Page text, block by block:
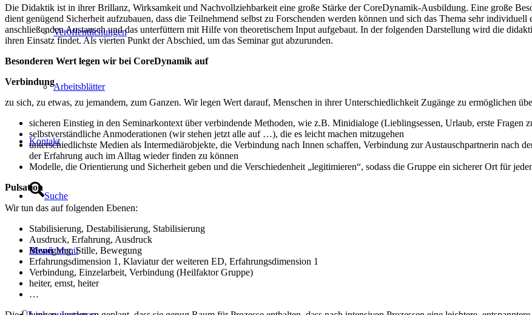
Veröffentlichungen
Arbeitsblätter
Kontakt
Suche
Menü Menü
Die Didaktik ist in ihrer Brillanz, Wirksamkeit und Nachvollziehbarkeit eine große Stärke der CoreDynamik-Ausbildung. Eine große
dient genügend Sicherheit aufzubauen, dass die Teilnehmend selbst zu Forschenden werden können und sich das Thema sehr
anschließenden Austausch und das unterfüttern mit Hilfe von theoretischem Input aufgebaut. In der folgenden Darstellung wird die
ihren Einsatz findet. Als vierten Punkt der Abschied, um das Seminar gut abzurunden.
Besonderen Wert legen wir bei CoreDynamik auf
Verbindung
zu sich, zu etwas, zu jemandem, zum Ganzen. Wir legen Wert darauf, Menschen in ihrer Unterschiedlichkeit Zugänge zu ermöglichen
sicheren Einstieg in den Seminarkontext über verbindende Methoden, wie z.B. Minidialoge (Lieblingsessen, Urlaub, erste Fragen
selbstverständliche Anmoderationen (wir stehen jetzt alle auf …), die es leicht machen mitzugehen
unterschiedlichste Medien als Intermediärobjekte, die Verbindung nach Innen schaffen, Verbindung zur Austauschpartnerin nach
der Erfahrung auch im Alltag wieder finden zu können
Modelle, die Orientierung und Sicherheit geben und die Verschiedenheit „legitimieren“, sodass die Gruppe ein sicherer Ort für
Pulsation
Wir tun das auf folgenden Ebenen:
Stabilisierung, Destabilisierung, Stabilisierung
Ausdruck, Erfahrung, Ausdruck
Bewegung, Stille, Bewegung
Erfahrungsdimension 1, Klaviatur der weiteren ED, Erfahrungsdimension 1
Verbindung, Einzelarbeit, Verbindung (Heilfaktor Gruppe)
heiter, ernst, heiter
…